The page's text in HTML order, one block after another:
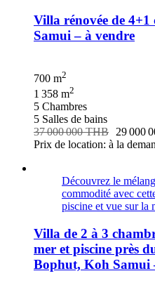
Villa rénovée de
Samui – à vendre
700 m2
1 358 m2
5 Chambres
5 Salles de bains
37 000 000 THB
29 000
Prix de location: à la
Découvrez le
commodité avec
piscine et vue sur la
Villa de 2 à 3
mer et piscine près
Bophut, Koh Samui